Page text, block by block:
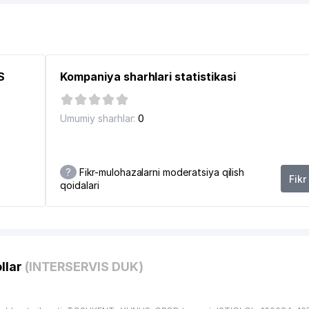
YUNUSOBOD FILIALI
DUK
Kompaniya sharhlari statistikasi
Umumiy sharhlar: 0
?
Fikr-mulohazalarni moderatsiya qilish
qoidalari
(INTERSERVIS DUK)